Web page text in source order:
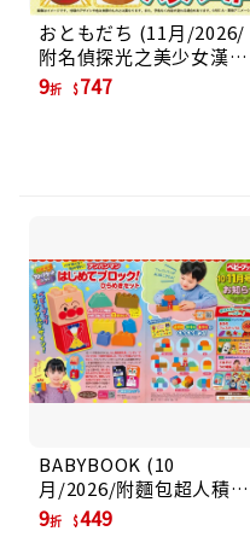
おともだち (11月/2026/
附名偵探光之美少女漢堡
遊戲組)
9折 747
BABYBOOK (10
月/2026/附麵包超人積木
遊戲組)
9折 449